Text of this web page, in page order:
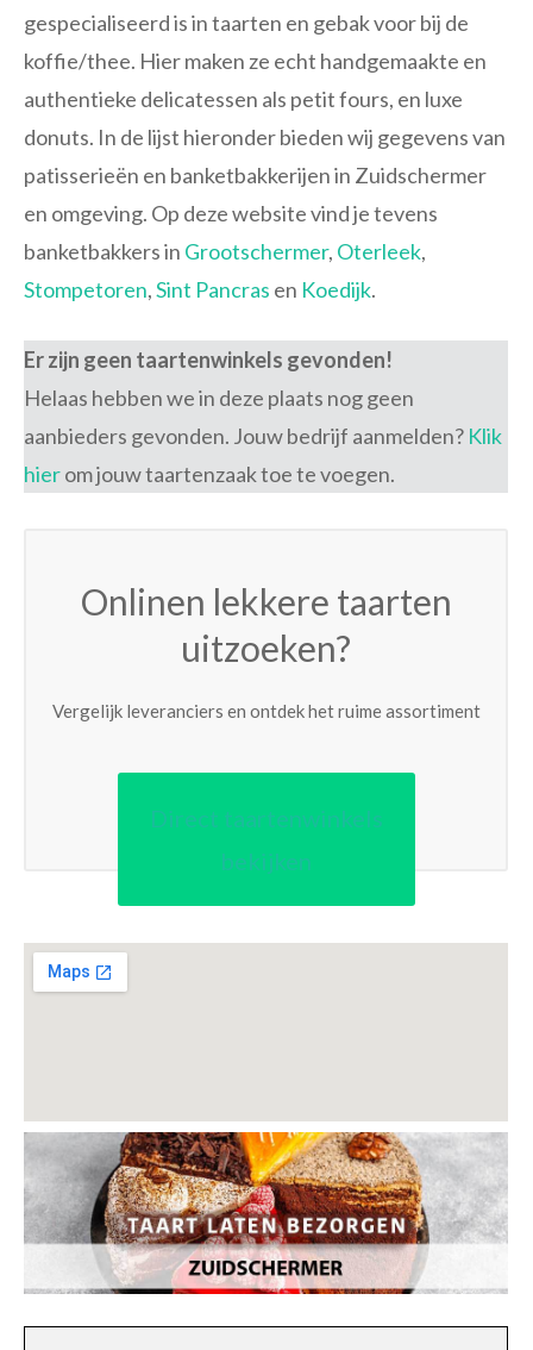
gespecialiseerd is in taarten en gebak voor bij de
koffie/thee. Hier maken ze echt handgemaakte en
authentieke delicatessen als petit fours, en luxe
donuts. In de lijst hieronder bieden wij gegevens van
patisserieën en banketbakkerijen in Zuidschermer
en omgeving. Op deze website vind je tevens
banketbakkers in Grootschermer, Oterleek,
Stompetoren,Sint Pancras en Koedijk.
Er zijn geen taartenwinkels gevonden!
Helaas hebben we in deze plaats nog geen
aanbieders gevonden. Jouw bedrijf aanmelden? Klik
hierom jouw taartenzaak toe te voegen.
Onlinen lekkere taarten
uitzoeken?
Vergelijk leveranciers en ontdek het ruime assortiment
Direct taartenwinkels
bekijken